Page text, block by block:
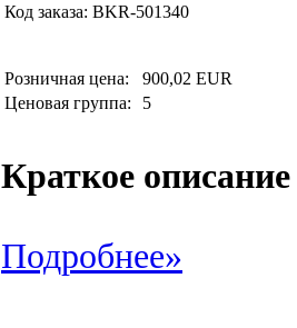
Код заказа: BKR-501340
Розничная цена:
900,02 EUR
Ценовая группа:
5
Краткое описание
Подробнее»